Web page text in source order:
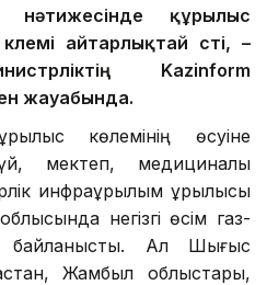
құрылыс
айтарлықтай өсті, –
Kazinform
жауабында.
көлемінің өсуіне
мектеп, медициналық
инфрақұрылым құрылысы
негізгі өсім газ-
байланысты. Ал Шығыс
Жамбыл облыстары,